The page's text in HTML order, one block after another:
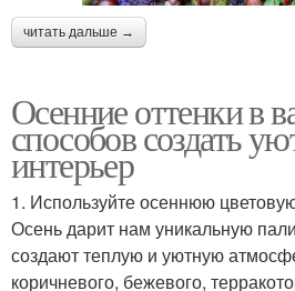
читать дальше →
Осенние оттенки в
способов создать
интерьер
1. Используйте осеннюю
Осень дарит нам уникальную
создают теплую и уютную
коричневого, бежевого,